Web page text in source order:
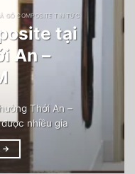
GỖ COMPOSITE TIN TỨC
tại
An –
Thới An –
nhiều gia
→